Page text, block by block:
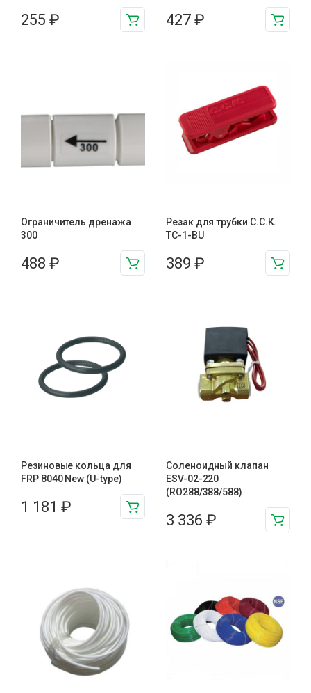
255 ₽ 427 ₽
Ограничитель дренажа
300
488 ₽
Резак для трубки C.C.K.
TC-1-BU
389 ₽
Резиновые кольца для
FRP 8040 New (U-type)
1 181 ₽
Соленоидный клапан
ESV-02-220
(RO288/388/588)
3 336 ₽